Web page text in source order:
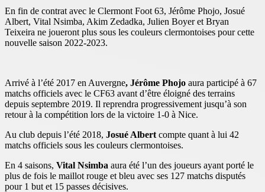
En fin de contrat avec le Clermont Foot 63, Jérôme Phojo, Josué
Albert, Vital Nsimba, Akim Zedadka, Julien Boyer et Bryan
Teixeira ne joueront plus sous les couleurs clermontoises pour cette
nouvelle saison 2022-2023.
Arrivé à l’été 2017 en Auvergne, Jérôme Phojo aura participé à 67
matchs officiels avec le CF63 avant d’être éloigné des terrains
depuis septembre 2019. Il reprendra progressivement jusqu’à son
retour à la compétition lors de la victoire 1-0 à Nice.
Au club depuis l’été 2018, Josué Albert compte quant à lui 42
matchs officiels sous les couleurs clermontoises.
En 4 saisons, Vital Nsimba aura été l’un des joueurs ayant porté le
plus de fois le maillot rouge et bleu avec ses 127 matchs disputés
pour 1 but et 15 passes décisives.